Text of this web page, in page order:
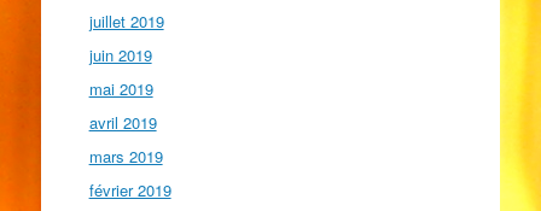
juillet 2019
juin 2019
mai 2019
avril 2019
mars 2019
février 2019